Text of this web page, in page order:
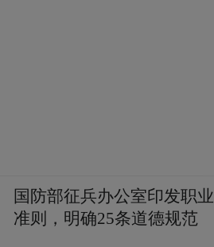
国防部征兵办公室印发职业
准则，明确25条道德规范